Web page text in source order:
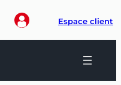
Espace client